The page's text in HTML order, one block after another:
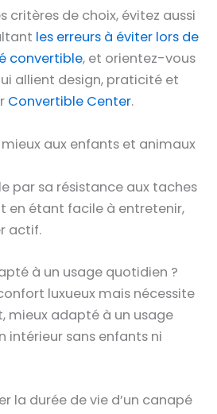
critères de choix, évitez aussi
les erreurs à éviter lors de
convertible, et orientez-vous
allient design, praticité et
Convertible Center.
aux enfants et animaux
par sa résistance aux taches
en étant facile à entretenir,
actif.
à un usage quotidien ?
luxueux mais nécessite
mieux adapté à un usage
intérieur sans enfants ni
la durée de vie d’un canapé